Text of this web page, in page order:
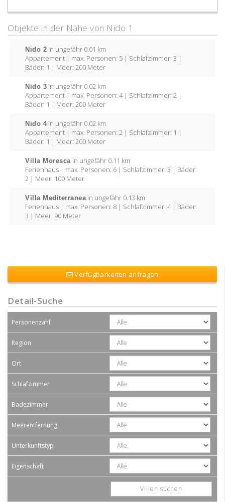
Objekte in der Nähe von Nido 1
Nido 2 in ungefähr 0.01 km
Appartement | max. Personen: 5 | Schlafzimmer: 3 |
Bäder: 1 | Meer: 200 Meter
Nido 3 in ungefähr 0.02 km
Appartement | max. Personen: 4 | Schlafzimmer: 2 |
Bäder: 1 | Meer: 200 Meter
Nido 4 in ungefähr 0.02 km
Appartement | max. Personen: 2 | Schlafzimmer: 1 |
Bäder: 1 | Meer: 200 Meter
Villa Morescain ungefähr 0.11 km
Ferienhaus | max. Personen: 6 | Schlafzimmer: 3 | Bäder:
2 | Meer: 100 Meter
Villa Mediterraneain ungefähr 0.13 km
Ferienhaus | max. Personen: 8 | Schlafzimmer: 4 | Bäder:
3 | Meer: 90 Meter
Verfügbarkeiten anfragen
Detail-Suche
Personenzahl
Region
Ort
Schlafzimmer
Badezimmer
Meerentfernung
Unterkunftstyp
Eigenschaft